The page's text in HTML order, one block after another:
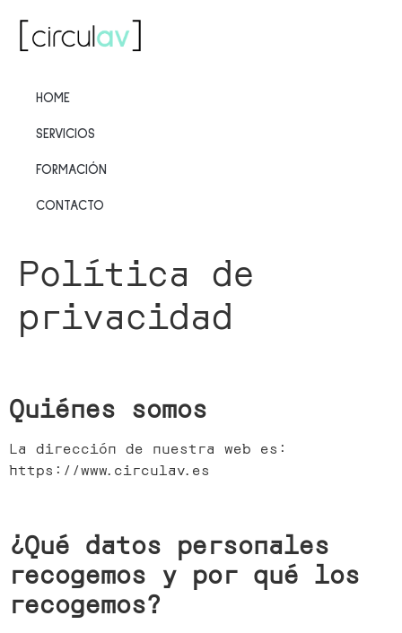
HOME
SERVICIOS
FORMACIÓN
CONTACTO
Política de
privacidad
Quiénes somos
La dirección de nuestra web es:
https://www.circulav.es
¿Qué datos personales
recogemos y por qué los
recogemos?